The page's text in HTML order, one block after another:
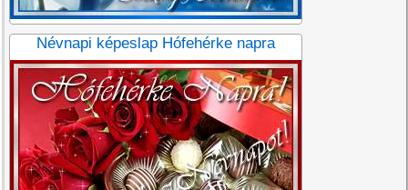
Névnapi képeslap Hófehérke napra